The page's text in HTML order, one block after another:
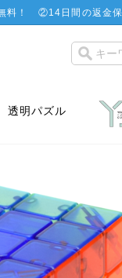
料！ ②14日間の返金
透明パズル